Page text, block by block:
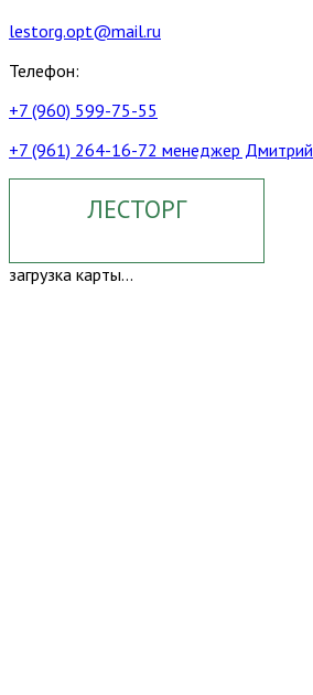
lestorg.opt@mail.ru
Телефон:
+7 (960) 599-75-55
+7 (961) 264-16-72 менеджер Дмитрий
ЛЕСТОРГ
загрузка карты...